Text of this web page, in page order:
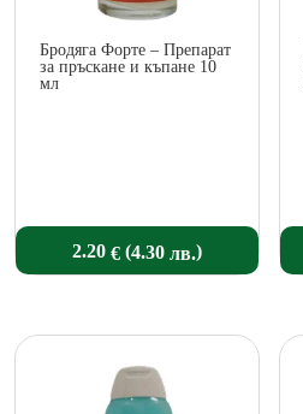
Бродяга Форте – Препарат
за пръскане и къпане 10
мл
2.20 € (4.30 лв.)